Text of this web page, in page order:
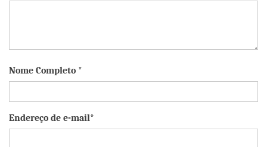
Nome Completo *
Endereço de e-mail*